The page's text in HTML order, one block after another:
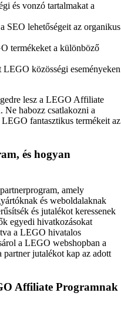
és vonzó tartalmakat a
SEO lehetőségeit az organikus
termékeket a különböző
LEGO közösségi eseményeken
lesz a LEGO Affiliate
Ne habozz csatlakozni a
fantasztikus termékeit az
és hogyan
amely
és weboldalaknak
és jutalékot keressenek
egyedi hivatkozásokat
a LEGO hivatalos
a LEGO webshopban a
partner jutalékot kap az adott
Affiliate Programnak